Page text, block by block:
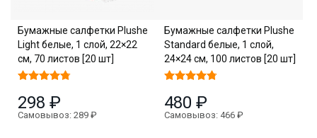
Бумажные салфетки Plushe
Light белые, 1 слой, 22×22
см, 70 листов [20 шт]
298 ₽
Самовывоз: 289 ₽
Бумажные салфетки Plushe
Standard белые, 1 слой,
24×24 см, 100 листов [20 шт]
480 ₽
Самовывоз: 466 ₽